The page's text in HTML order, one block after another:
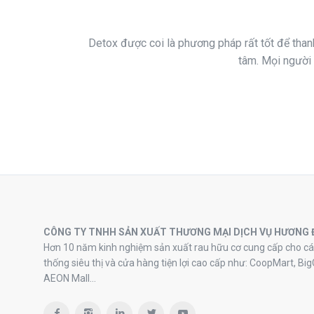
Detox được coi là phương pháp rất tốt để
tâm. Mọi người
CÔNG TY TNHH SẢN XUẤT THƯƠNG MẠI DỊCH VỤ HƯƠNG
Hơn 10 năm kinh nghiệm sản xuất rau hữu cơ cung cấp cho
thống siêu thị và cửa hàng tiện lợi cao cấp như: CoopMart,
AEON Mall…